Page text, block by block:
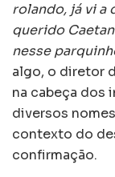
rolando, já vi a
querido
nesse
algo, o diretor
na cabeça dos
diversos
contexto do
confirmação.